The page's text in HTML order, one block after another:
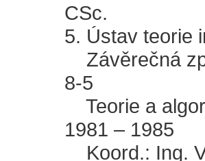
CSc.
5. Ústav teorie
Závěrečná
8-5
Teorie a
1981 – 1985
Koord.: Ing.